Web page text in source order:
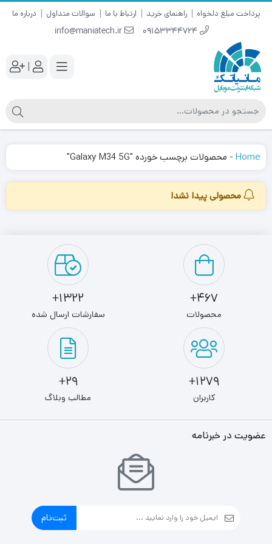
پرداخت مبلغ دلخواه راهنمای خرید ارتباط با ما سوالات متداول درباره ما
09153344724
info@maniatech.ir
|
Home
- محصولات برچسب خورده "Galaxy M34 5G"
محصولی پیدا نشد!
467+
محصولات
1322+
سفارشات ارسال شده
1279+
کاربران
29+
مطالب وبلاگ
عضویت در خبرنامه
ثبت‌نام